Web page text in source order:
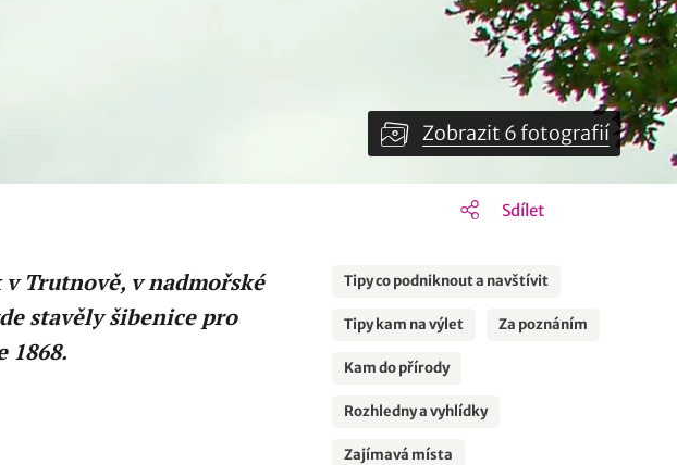
Zobrazit 6 fotografií
Sdílet
Trutnově, v nadmořské
stavěly šibenice pro
1868.
Tipy co podniknout a navštívit
Tipy kam na výlet Za poznáním
Kam do přírody
Rozhledny a vyhlídky
Zajímavá místa